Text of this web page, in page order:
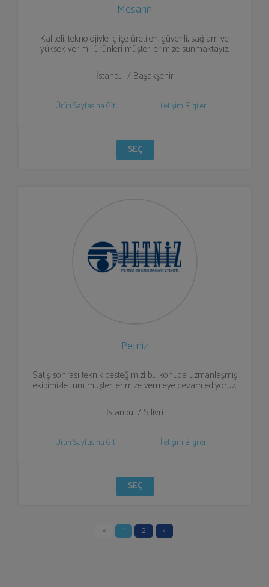
Mesann
Kaliteli, teknolojiyle iç içe üretilen, güvenli, sağlam ve
yüksek verimli ürünleri müşterilerimize sunmaktayız.
İstanbul / Başakşehir
Ürün Sayfasına Git İletişim Bilgileri
SEÇ
Petniz
Satış sonrası teknik desteğimizi bu konuda uzmanlaşmış
ekibimizle tüm müşterilerimize vermeye devam ediyoruz.
İstanbul / Silivri
Ürün Sayfasına Git İletişim Bilgileri
SEÇ
« 1 2 »